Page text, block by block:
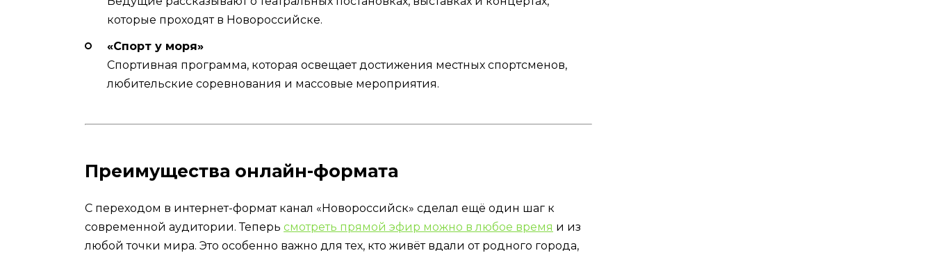
которые проходят в Новороссийске.
«Спорт у моря»
Спортивная программа, которая освещает достижения местных спортсменов,
любительские соревнования и массовые мероприятия.
Преимущества онлайн-формата
С переходом в интернет-формат канал «Новороссийск» сделал ещё один шаг к
современной аудитории. Теперь смотреть прямой эфир можно в любое время и из
любой точки мира. Это особенно важно для тех, кто живёт вдали от родного города,